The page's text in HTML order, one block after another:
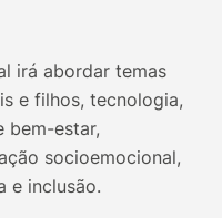
irá abordar temas
e filhos, tecnologia,
bem-estar,
socioemocional,
e inclusão.